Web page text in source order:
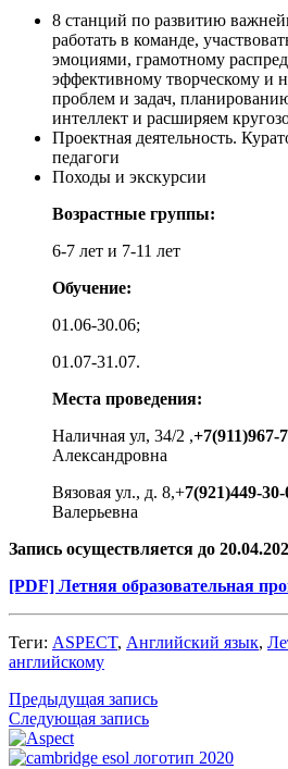
8 станций по развитию
работать в команде,
эмоциями, грамотному
эффективному творческому и
проблем и задач,
интеллект и расширяем
Проектная деятельность.
педагоги
Походы и экскурсии
Возрастные группы:
6-7 лет и 7-11 лет
Обучение:
01.06-30.06;
01.07-31.07.
Места проведения:
Наличная ул, 34/2 ,+7(911)967-
Александровна
Вязовая ул., д. 8,+7(921)449-30-
Валерьевна
Запись осуществляется до
[PDF] Летняя образовательная
Теги: ASPECT, Английский язык,
английскому
Предыдущая запись
Следующая запись